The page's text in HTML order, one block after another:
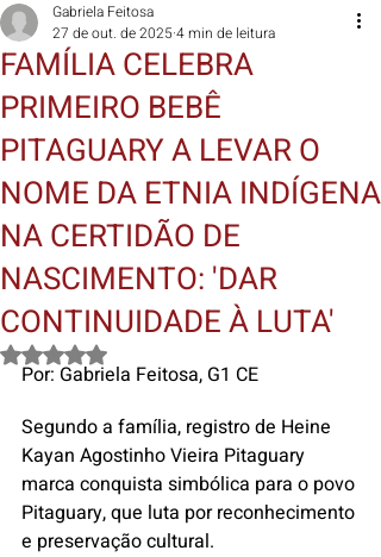
FAMÍLIA CELEBRA
PRIMEIRO BEBÊ
PITAGUARY A LEVAR O
NOME DA ETNIA INDÍGENA
NA CERTIDÃO DE
NASCIMENTO: 'DAR
CONTINUIDADE À LUTA'
Gabriela Feitosa
27 de out. de 20254 min de leitura
Avaliado com NaN de 5 estrelas.
Por: Gabriela Feitosa, G1 CE
Segundo a família, registro de Heine
Kayan Agostinho Vieira Pitaguary
marca conquista simbólica para o povo
Pitaguary, que luta por reconhecimento
e preservação cultural.